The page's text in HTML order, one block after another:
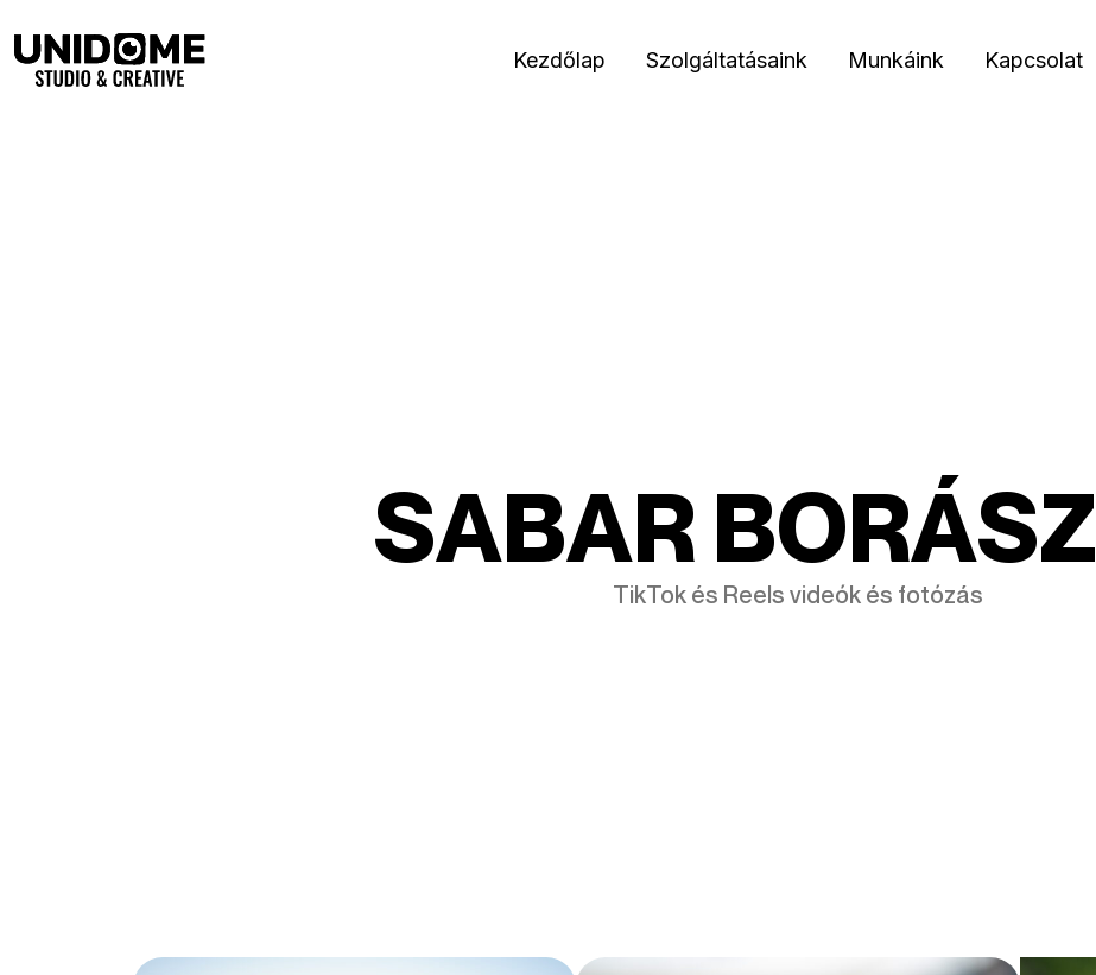
Kezdőlap Szolgáltatásaink Munkáink Kapcsolat
SABARBORÁSZ
TikTok és Reels videók és fotózás